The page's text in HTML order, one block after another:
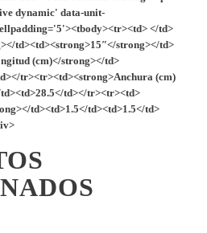
dynamic' data-unit-
</td>
td><td><strong>15″</strong></td>
(cm)</strong></td>
tr><tr><td><strong>Anchura (cm)
td></tr><tr><td>
td><td>1.5</td><td>1.5</td>